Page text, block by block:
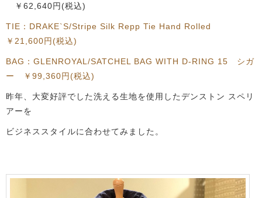
￥ 62,640円 (税込)
TIE：DRAKE`S/Stripe Silk Repp Tie Hand Rolled
￥ 21,600円 (税込)
BAG：GLENROYAL/SATCHEL BAG WITH D-RING 15 シガ
ー ￥ 99,360円 (税込)
昨年、大変好評でした洗える生地を使用したデンストン スペリ
アーを
ビジネススタイルに合わせてみました。